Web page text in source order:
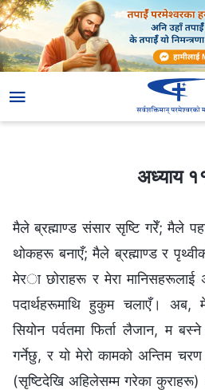
अध्याय
मैले ब्रह्माण्ड संसार सृष्टि गरेँ; मैले
थोकहरू बनाएँ; मैले ब्रह्माण्ड र
मेरा छोराहरू र मेरा
पदार्थहरूमाथि हुकुम चलाएँ। अब,
सियोन पर्वतमा फिर्ता लैजान, म
गर्नेछु, र यो मेरो कामको अन्तिम
(सृष्टिदेखि अहिलेसम्म गरेका